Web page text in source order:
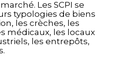
Les SCPI se
typologies de biens
les crèches, les
médicaux, les locaux
les entrepôts,